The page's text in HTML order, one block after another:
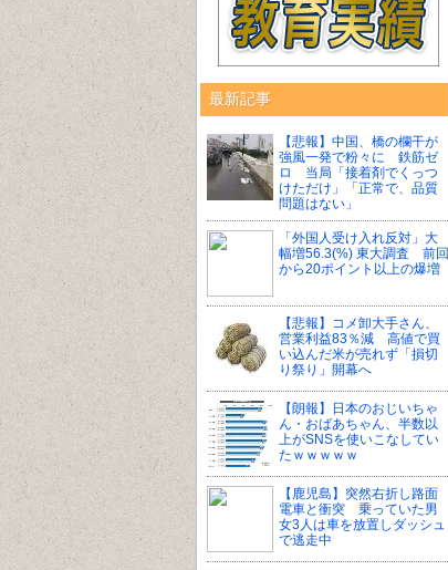
最新記事
【悲報】中国、橋の欄干が
強風一発で粉々に 鉄筋ゼ
ロ 当局「接着剤でくっつ
けただけ」「正常で、品質
問題はない」
「外国人受け入れ反対」大
幅増56.3(%) 東大調査 前回
から20ポイント以上の爆増
【悲報】コメ卸大手さん、
営業利益83％減 高値で買
い込んだ米が売れず「損切
り祭り」開幕へ
【朗報】日本のおじいちゃ
ん・おばあちゃん、半数以
上がSNSを使いこなしてい
たｗｗｗｗｗ
【鹿児島】突然右折し路面
電車と衝突 乗っていた男
女3人は車を放置しダッシュ
で逃走中